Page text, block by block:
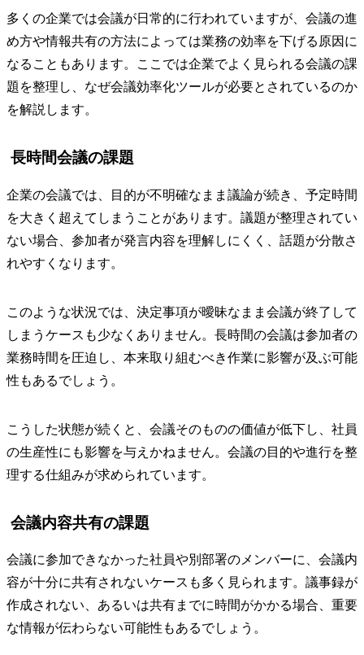
多くの企業では会議が日常的に行われていますが、会議の進
め方や情報共有の方法によっては業務の効率を下げる原因に
なることもあります。ここでは企業でよく見られる会議の課
題を整理し、なぜ会議効率化ツールが必要とされているのか
を解説します。
長時間会議の課題
企業の会議では、目的が不明確なまま議論が続き、予定時間
を大きく超えてしまうことがあります。議題が整理されてい
ない場合、参加者が発言内容を理解しにくく、話題が分散さ
れやすくなります。
このような状況では、決定事項が曖昧なまま会議が終了して
しまうケースも少なくありません。長時間の会議は参加者の
業務時間を圧迫し、本来取り組むべき作業に影響が及ぶ可能
性もあるでしょう。
こうした状態が続くと、会議そのものの価値が低下し、社員
の生産性にも影響を与えかねません。会議の目的や進行を整
理する仕組みが求められています。
会議内容共有の課題
会議に参加できなかった社員や別部署のメンバーに、会議内
容が十分に共有されないケースも多く見られます。議事録が
作成されない、あるいは共有までに時間がかかる場合、重要
な情報が伝わらない可能性もあるでしょう。